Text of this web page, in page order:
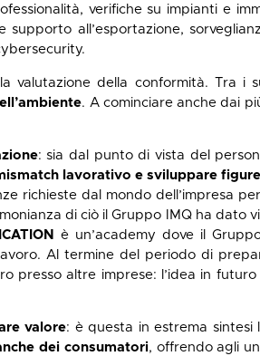
verifiche su impianti e
all’esportazione,
valutazione della conformità. Tra i
. A cominciare anche dai
: sia dal punto di vista del
lavorativo e sviluppare
richieste dal mondo dell’impresa
di ciò il Gruppo IMQ ha dato
è un’academy dove il
Al termine del periodo di
presso altre imprese: l’idea in
valore: è questa in estrema sintesi
dei consumatori, offrendo agli